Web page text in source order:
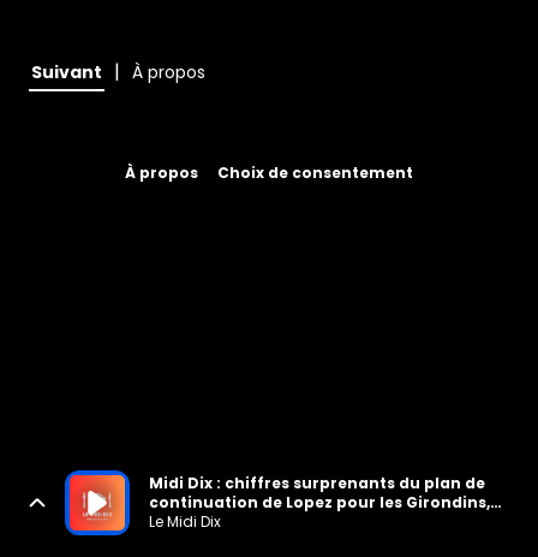
Suivant | À propos
À propos Choix de consentement
Midi Dix : chiffres surprenants du plan de
continuation de Lopez pour les Girondins,
Saada à 6000€/m
Le Midi Dix